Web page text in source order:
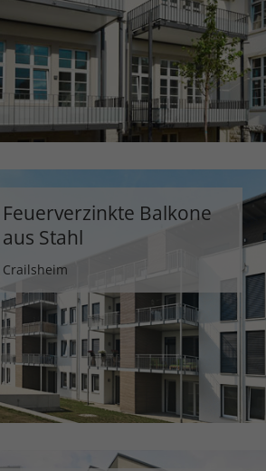
Feuerverzinkte Balkone
aus Stahl
Crailsheim